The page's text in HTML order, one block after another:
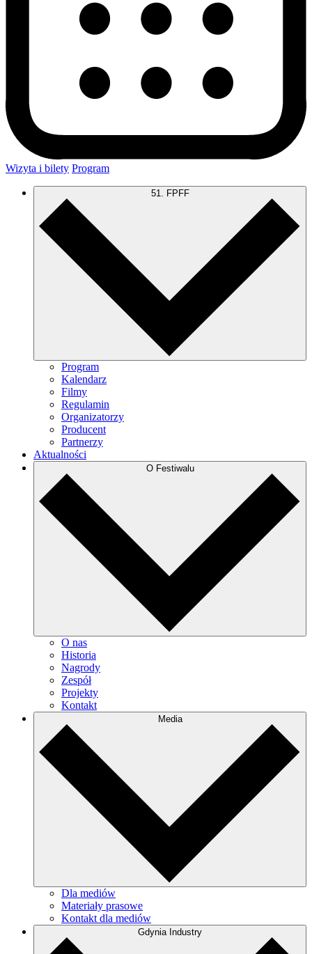
Wizyta i bilety Program
51. FPFF
Program
Kalendarz
Filmy
Regulamin
Organizatorzy
Producent
Partnerzy
Aktualności
O Festiwalu
O nas
Historia
Nagrody
Zespół
Projekty
Kontakt
Media
Dla mediów
Materiały prasowe
Kontakt dla mediów
Gdynia Industry